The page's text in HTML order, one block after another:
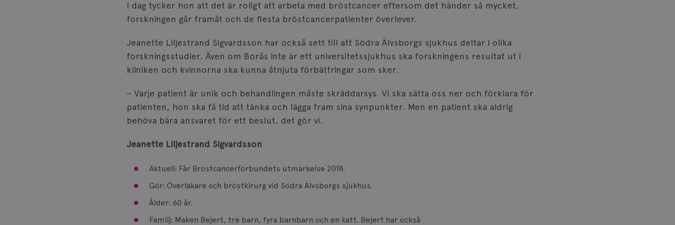
I dag tycker hon att det är roligt att arbeta med bröstcancer eftersom det händer så mycket,
forskningen går framåt och de flesta bröstcancerpatienter överlever.
Jeanette Liljestrand Sigvardsson har också sett till att Södra Älvsborgs sjukhus deltar i olika
forskningsstudier. Även om Borås inte är ett universitetssjukhus ska forskningens resultat ut i
kliniken och kvinnorna ska kunna åtnjuta förbättringar som sker.
– Varje patient är unik och behandlingen måste skräddarsys. Vi ska sätta oss ner och förklara för
patienten, hon ska få tid att tänka och lägga fram sina synpunkter. Men en patient ska aldrig
behöva bära ansvaret för ett beslut, det gör vi.
Jeanette Liljestrand Sigvardsson
Aktuell: Får Bröstcancerförbundets utmärkelse 2018.
Gör: Överläkare och bröstkirurg vid Södra Älvsborgs sjukhus.
Ålder: 60 år.
Familj: Maken Bejert, tre barn, fyra barnbarn och en katt. Bejert har också
att räkna och spåra sidvisningar.
fungerar.
IDE
Google LLC
1 år
Denna cookie ställs in av Doubleclick och utför
information om hur slutanvändaren använder
slutanvändaren kan ha sett innan han besökte
nämnda webbplats.
_gcl_au
Google LLC
.brostcancerforbundet.se
3
månader
Denna cookie ställs in av Doubleclick och utför
information om hur slutanvändaren använder
webbplatsen och eventuell reklam som
_pin_unauth
Pinterest Inc.
.brostcancerforbundet.se
1 år
Registrerar ett unikt ID som identifierar och känner
igen användaren. Används för riktad reklam.